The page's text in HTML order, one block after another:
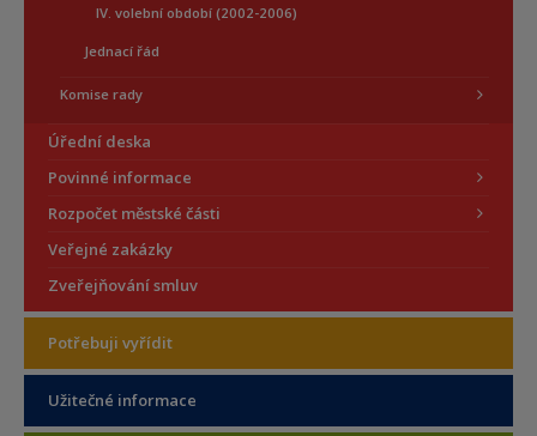
IV. volební období (2002-2006)
Jednací řád
Komise rady
Úřední deska
Povinné informace
Rozpočet městské části
Veřejné zakázky
Zveřejňování smluv
Potřebuji vyřídit
Užitečné informace